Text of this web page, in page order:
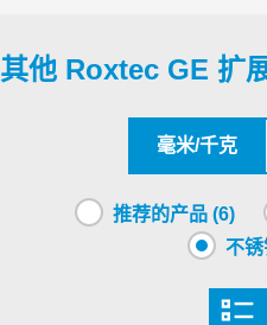
其他 Roxtec GE 扩
毫米/千克
推荐的产品 (6)
不锈